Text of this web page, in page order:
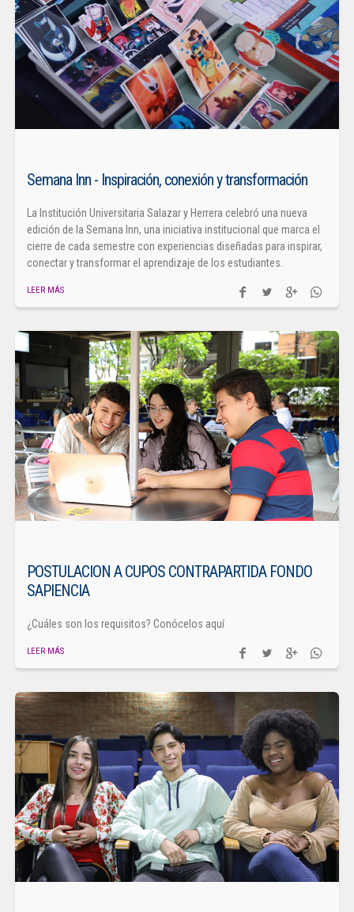
Semana Inn - Inspiración, conexión y transformación
La Institución Universitaria Salazar y Herrera celebró una nueva
edición de la Semana Inn, una iniciativa institucional que marca el
cierre de cada semestre con experiencias diseñadas para inspirar,
conectar y transformar el aprendizaje de los estudiantes.
LEER MÁS
POSTULACION A CUPOS CONTRAPARTIDA FONDO
SAPIENCIA
¿Cuáles son los requisitos? Conócelos aquí
LEER MÁS